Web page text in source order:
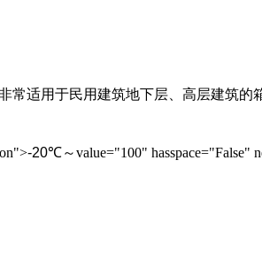
常适用于民用建筑地下层、高层建筑
-20℃～value="100" hasspace="False"